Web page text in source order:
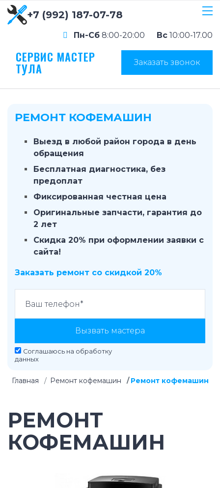
+7 (992) 187-07-78
Пн-Сб 8:00-20:00 Вс 10:00-17.00
СЕРВИС МАСТЕР
ТУЛА Заказать звонок
РЕМОНТ КОФЕМАШИН
Выезд в любой район города в день
обращения
Бесплатная диагностика, без
предоплат
Фиксированная честная цена
Оригинальные запчасти, гарантия до
2 лет
Скидка 20% при оформлении заявки с
сайта!
Заказать ремонт со скидкой 20%
Вызвать мастера
Соглашаюсь на обработку
данных
Главная Ремонт кофемашин Ремонт кофемашин
РЕМОНТ
КОФЕМАШИН